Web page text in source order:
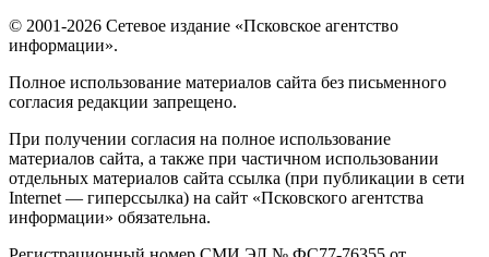
© 2001-2026 Сетевое издание «Псковское агентство
информации».
Полное использование материалов сайта без письменного
согласия редакции запрещено.
При получении согласия на полное использование
материалов сайта, а также при частичном использовании
отдельных материалов сайта ссылка (при публикации в сети
Internet — гиперссылка) на сайт «Псковского агентства
информации» обязательна.